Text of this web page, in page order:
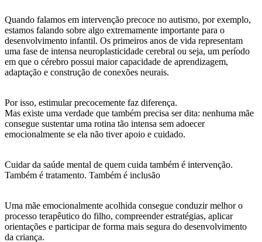
Quando falamos em intervenção precoce no autismo, por exemplo,
estamos falando sobre algo extremamente importante para o
desenvolvimento infantil. Os primeiros anos de vida representam
uma fase de intensa neuroplasticidade cerebral ou seja, um período
em que o cérebro possui maior capacidade de aprendizagem,
adaptação e construção de conexões neurais.
Por isso, estimular precocemente faz diferença.
Mas existe uma verdade que também precisa ser dita: nenhuma mãe
consegue sustentar uma rotina tão intensa sem adoecer
emocionalmente se ela não tiver apoio e cuidado.
Cuidar da saúde mental de quem cuida também é intervenção.
Também é tratamento. Também é inclusão
Uma mãe emocionalmente acolhida consegue conduzir melhor o
processo terapêutico do filho, compreender estratégias, aplicar
orientações e participar de forma mais segura do desenvolvimento
da criança.